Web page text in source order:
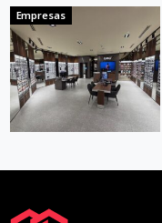
Empresas